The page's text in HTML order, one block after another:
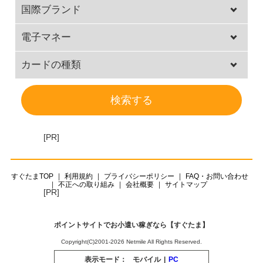
国際ブランド
電子マネー
カードの種類
[PR]
すぐたまTOP 利用規約 プライバシーポリシー
FAQ・お問い合わせ
不正への取り組み
会社概要 サイトマップ
[PR]
ポイントサイトでお小遣い稼ぎなら【すぐたま】
Copyright(C)2001-2026 Netmile All Rights Reserved.
表示モード： モバイル PC